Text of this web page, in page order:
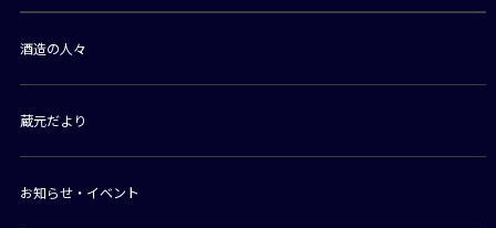
酒造の人々
蔵元だより
お知らせ・イベント